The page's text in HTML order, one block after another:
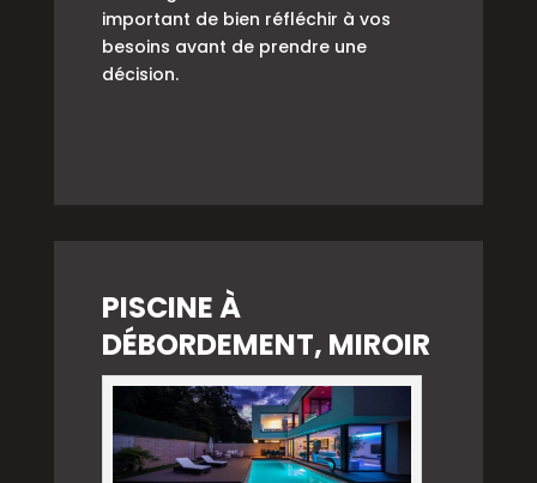
important de bien réfléchir à vos
besoins avant de prendre une
décision.
PISCINE À
DÉBORDEMENT, MIROIR